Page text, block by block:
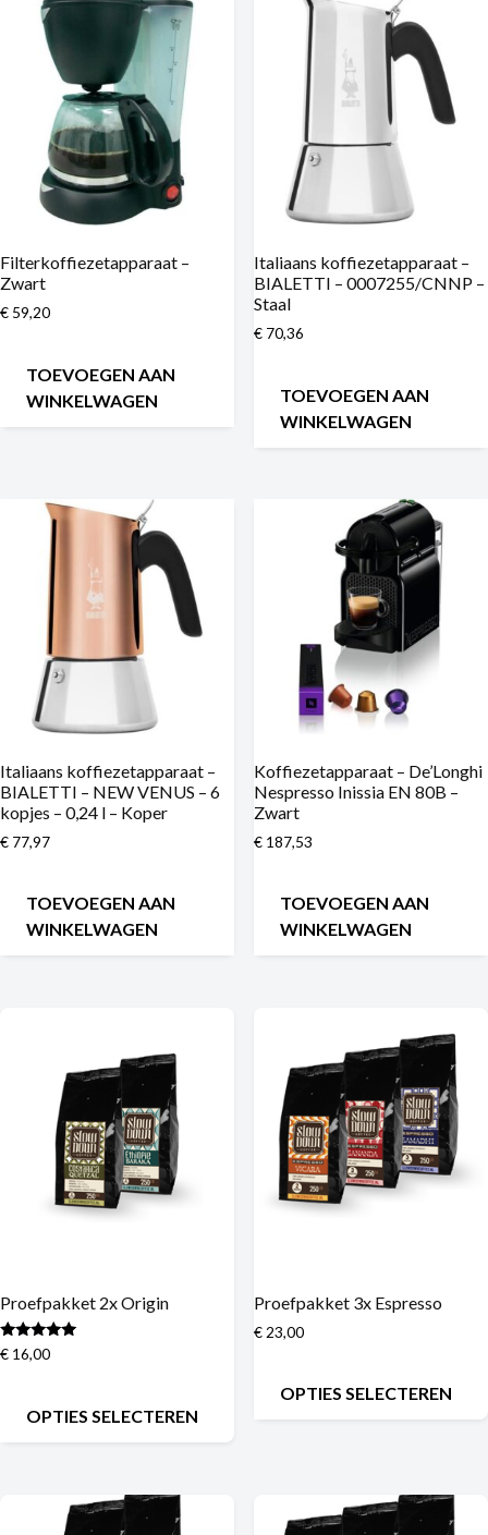
Filterkoffiezetapparaat –
Zwart
€ 59,20
TOEVOEGEN AAN
WINKELWAGEN
Italiaans koffiezetapparaat –
BIALETTI – 0007255/CNNP –
Staal
€70,36
TOEVOEGEN AAN
WINKELWAGEN
Italiaans koffiezetapparaat –
BIALETTI – NEW VENUS – 6
kopjes – 0,24 l – Koper
€ 77,97
TOEVOEGEN AAN
WINKELWAGEN
Koffiezetapparaat – De’Longhi
Nespresso Inissia EN 80B –
Zwart
€187,53
TOEVOEGEN AAN
WINKELWAGEN
Proefpakket 2x Origin
Gewaardeerd
5.00
€ 16,00
OPTIES SELECTEREN
Proefpakket 3x Espresso
€23,00
OPTIES SELECTEREN